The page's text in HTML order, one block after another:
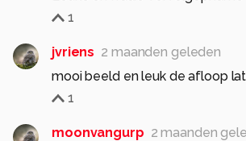
1
jvriens 2 maanden geleden
mooi beeld en leuk de afloop
1
moonvangurp 2 maanden